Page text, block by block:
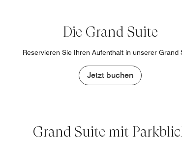
Die Grand Suite
Reservieren Sie Ihren Aufenthalt in unserer Grand
Jetzt buchen
Grand Suite mit